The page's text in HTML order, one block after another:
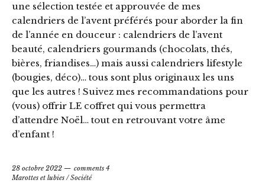
une sélection testée et approuvée de mes
calendriers de l’avent préférés pour aborder la fin
de l’année en douceur : calendriers de l’avent
beauté, calendriers gourmands (chocolats, thés,
bières, friandises…) mais aussi calendriers lifestyle
(bougies, déco)… tous sont plus originaux les uns
que les autres ! Suivez mes recommandations pour
(vous) offrir LE coffret qui vous permettra
d’attendre Noël… tout en retrouvant votre âme
d’enfant !
28 octobre 2022
comments 4
Marottes et lubies /Société